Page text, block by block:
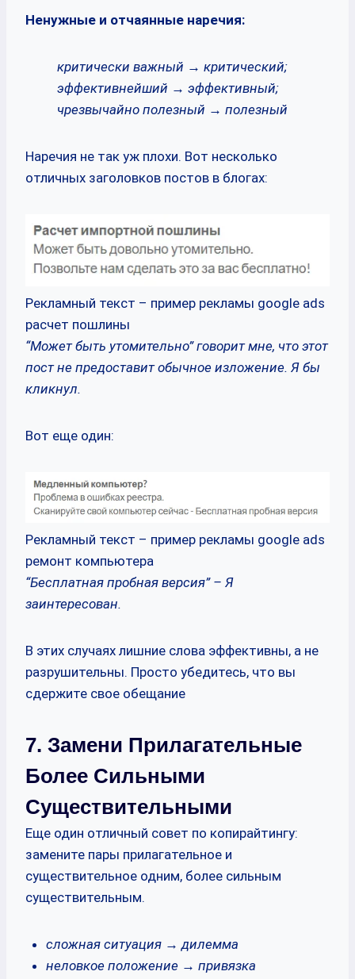
Ненужные и отчаянные наречия:
критически важный → критический;
эффективнейший → эффективный;
чрезвычайно полезный → полезный
Наречия не так уж плохи. Вот несколько
отличных заголовков постов в блогах:
Рекламный текст – пример рекламы google ads
расчет пошлины
“Может быть утомительно” говорит мне, что этот
пост не предоставит обычное изложение. Я бы
кликнул.
Вот еще один:
Рекламный текст – пример рекламы google ads
ремонт компьютера
“Бесплатная пробная версия” – Я
заинтересован.
В этих случаях лишние слова эффективны, а не
разрушительны. Просто убедитесь, что вы
сдержите свое обещание
7. Замени Прилагательные
Более Сильными
Существительными
Еще один отличный совет по копирайтингу:
замените пары прилагательное и
существительное одним, более сильным
существительным.
сложная ситуация → дилемма
неловкое положение → привязка